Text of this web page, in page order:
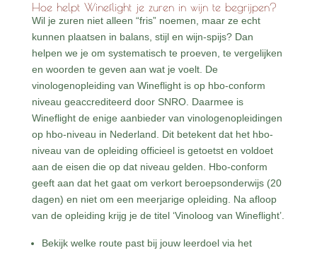
Hoe helpt Wineflight je zuren in wijn te begrijpen?
Wil je zuren niet alleen “fris” noemen, maar ze echt
kunnen plaatsen in balans, stijl en wijn-spijs? Dan
helpen we je om systematisch te proeven, te vergelijken
en woorden te geven aan wat je voelt. De
vinologenopleiding van Wineflight is op hbo-conform
niveau geaccrediteerd door SNRO. Daarmee is
Wineflight de enige aanbieder van vinologenopleidingen
op hbo-niveau in Nederland. Dit betekent dat het hbo-
niveau van de opleiding officieel is getoetst en voldoet
aan de eisen die op dat niveau gelden. Hbo-conform
geeft aan dat het gaat om verkort beroepsonderwijs (20
dagen) en niet om een meerjarige opleiding. Na afloop
van de opleiding krijg je de titel ‘Vinoloog van Wineflight’.
Bekijk welke route past bij jouw leerdoel via het